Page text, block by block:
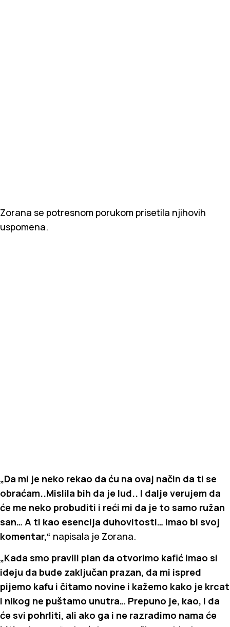
Zorana se potresnom porukom prisetila njihovih
uspomena.
„Da mi je neko rekao da ću na ovaj način da ti se
obraćam..Mislila bih da je lud.. I dalje verujem da
će me neko probuditi i reći mi da je to samo ružan
san… A ti kao esencija duhovitosti… imao bi svoj
komentar,“ napisala je Zorana.
„Kada smo pravili plan da otvorimo kafić imao si
ideju da bude zaključan prazan, da mi ispred
pijemo kafu i čitamo novine i kažemo kako je krcat
i nikog ne puštamo unutra… Prepuno je, kao, i da
će svi pohrliti, ali ako ga i ne razradimo nama će